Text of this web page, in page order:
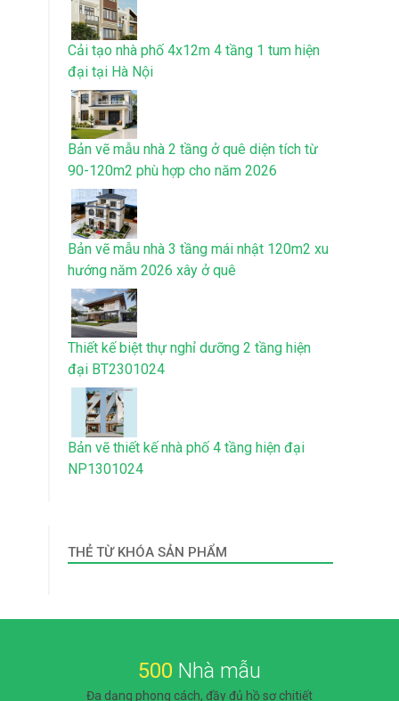
Cải tạo nhà phố 4x12m 4 tầng 1 tum hiện
đại tại Hà Nội
Bản vẽ mẫu nhà 2 tầng ở quê diện tích từ
90-120m2 phù hợp cho năm 2026
Bản vẽ mẫu nhà 3 tầng mái nhật 120m2 xu
hướng năm 2026 xây ở quê
Thiết kế biệt thự nghỉ dưỡng 2 tầng hiện
đại BT2301024
Bản vẽ thiết kế nhà phố 4 tầng hiện đại
NP1301024
THẺ TỪ KHÓA SẢN PHẨM
500 Nhà mẫu
Đa dạng phong cách, đầy đủ hồ sơ chitiết